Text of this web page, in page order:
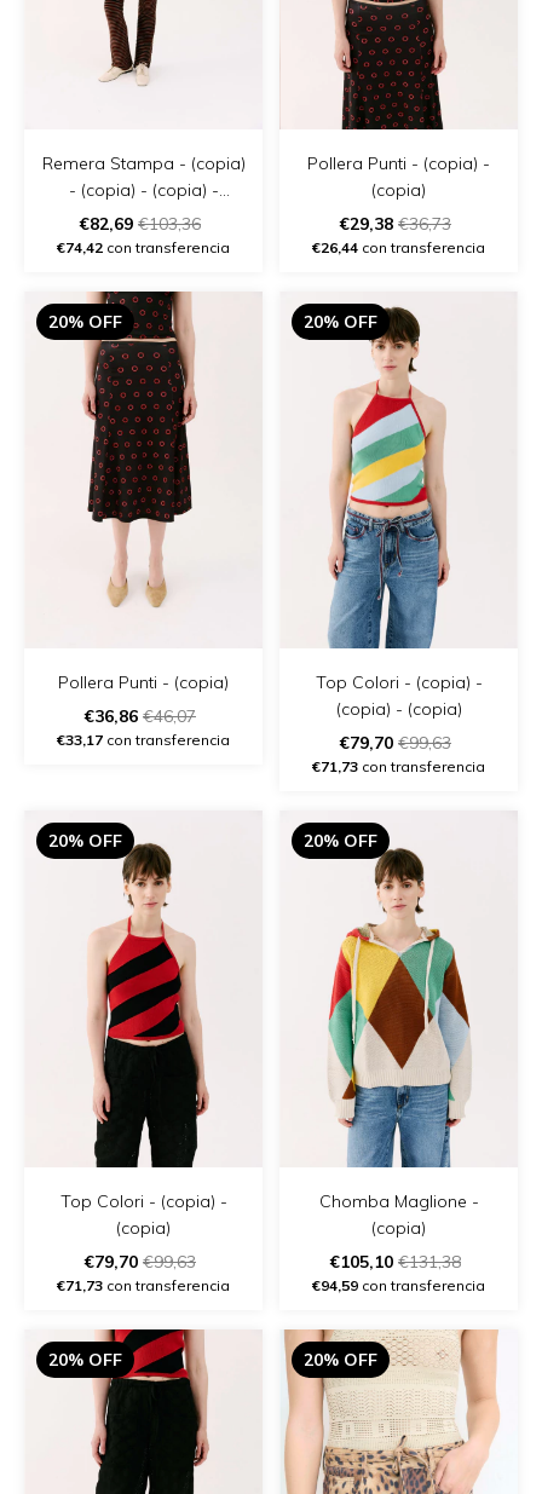
Remera Stampa - (copia)
- (copia) - (copia) -
(copia) - (copia) - (copia)
- (copia)
€82,69 €103,36
€74,42 con transferencia
Pollera Punti - (copia) -
(copia)
€29,38 €36,73
€26,44 con transferencia
20% OFF
Pollera Punti - (copia)
€36,86 €46,07
€33,17 con transferencia
20% OFF
Top Colori - (copia) -
(copia) - (copia)
€79,70 €99,63
€71,73 con transferencia
20% OFF
Top Colori - (copia) -
(copia)
€79,70 €99,63
€71,73 con transferencia
20% OFF
Chomba Maglione -
(copia)
€105,10 €131,38
€94,59 con transferencia
20% OFF 20% OFF